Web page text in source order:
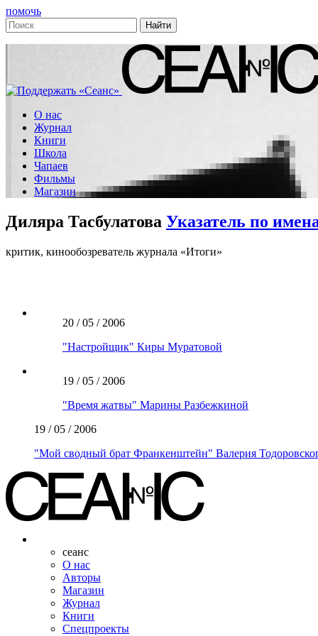
помочь
О нас
Журнал
Книги
Школа
Чапаев
Фильмы
Магазин
Диляра Тасбулатова Указатель по
критик, кинообозреватель журнала «Итоги»
20 / 05 / 2006
"Настройщик" Киры Муратовой
19 / 05 / 2006
"Время жатвы" Марины Разбежкиной
19 / 05 / 2006
"Мой сводный брат Франкенштейн" Валерия
сеанс
О нас
Авторы
Магазин
Журнал
Книги
Спецпроекты